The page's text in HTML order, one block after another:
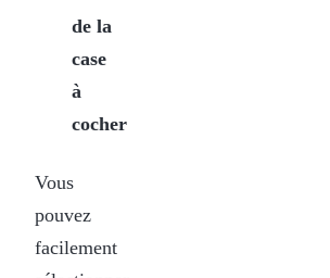
de la
case
à
cocher
Vous
pouvez
facilement